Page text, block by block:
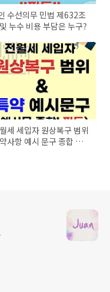
수선의무 민법 제632조
누수 비용 부담은 누구?
세 세입자 원상복구 범위
사항 예시 문구 종합 안